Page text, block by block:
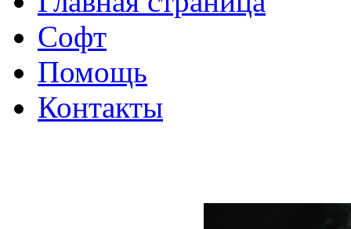
Софт
Помощь
Контакты